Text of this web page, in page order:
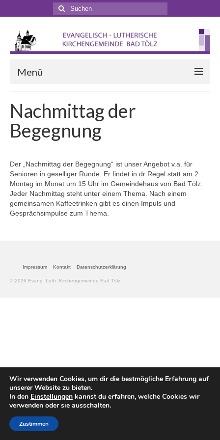
Suchen
nach:
Menü
Veranstaltungen
Terminkalender
Gottesdienstformen
Zappelphilipp- und Kindergottesdienst
Pilgern
Pfarrteam
Hausmeister und Mesnerinnen
Soziale Beratung
Kirchenvorstand
Nachmittag der
Begegnung
Der „Nachmittag der Begegnung“ ist unser Angebot v.a. für
Senioren in geselliger Runde. Er findet in dr Regel statt am 2.
Montag im Monat um 15 Uhr im Gemeindehaus von Bad Tölz.
Jeder Nachmittag steht unter einem Thema. Nach einem
gemeinsamen Kaffeetrinken gibt es einen Impuls und
Gesprächsimpulse zum Thema.
Impressum Kontakt Datenschutzerklärung
© 2026 Evang. Luth. Kirchengemeinde Bad Tölz
Wir verwenden Cookies, um dir die bestmögliche Erfahrung auf
unserer Website zu bieten.
In den Einstellungen kannst du erfahren, welche Cookies wir
verwenden oder sie ausschalten.
Zustimmen